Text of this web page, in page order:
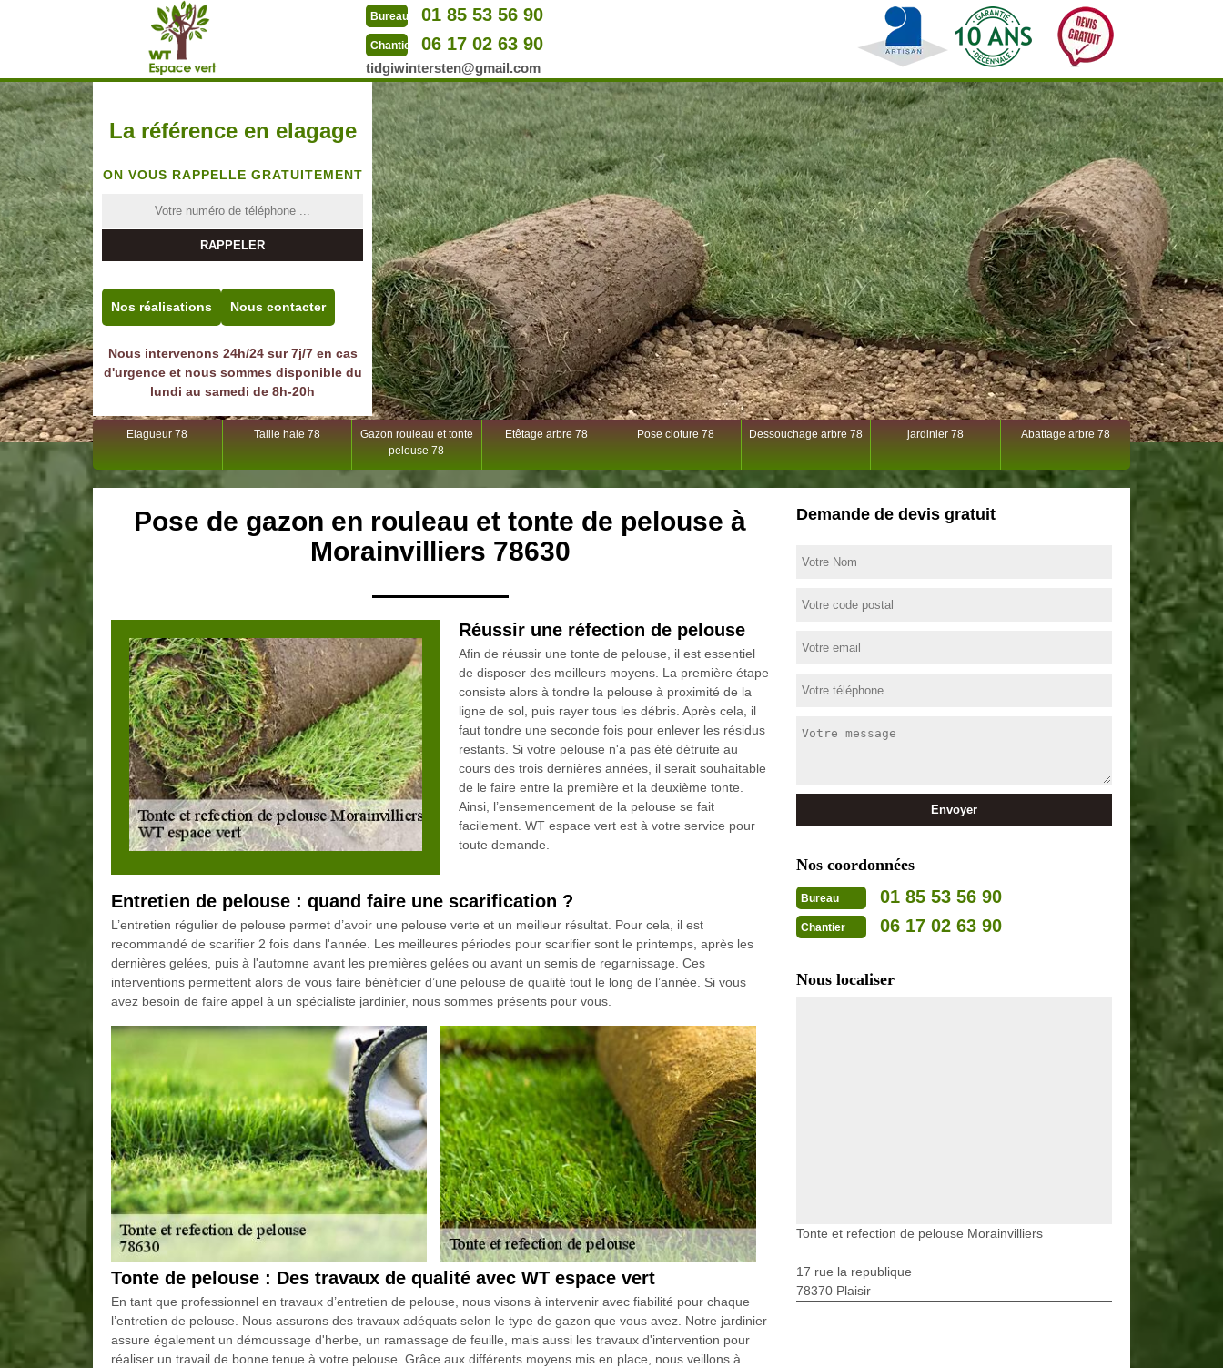
Bureau 01 85 53 56 90
Chantier 06 17 02 63 90
tidgiwintersten@gmail.com
La référence en elagage
ON VOUS RAPPELLE GRATUITEMENT
Nos réalisations Nous contacter
Nous intervenons 24h/24 sur 7j/7 en cas
d'urgence et nous sommes disponible du
lundi au samedi de 8h-20h
Elagueur 78 Taille haie 78
Gazon rouleau et tonte
pelouse 78
Etêtage arbre 78 Pose cloture 78 Dessouchage arbre 78 jardinier 78 Abattage arbre 78
Pose de gazon en rouleau et tonte de pelouse à
Morainvilliers 78630
Réussir une réfection de pelouse
Afin de réussir une tonte de pelouse, il est essentiel
de disposer des meilleurs moyens. La première étape
consiste alors à tondre la pelouse à proximité de la
ligne de sol, puis rayer tous les débris. Après cela, il
faut tondre une seconde fois pour enlever les résidus
restants. Si votre pelouse n'a pas été détruite au
cours des trois dernières années, il serait souhaitable
de le faire entre la première et la deuxième tonte.
Ainsi, l’ensemencement de la pelouse se fait
facilement. WT espace vert est à votre service pour
toute demande.
Entretien de pelouse : quand faire une scarification ?
L’entretien régulier de pelouse permet d’avoir une pelouse verte et un meilleur résultat. Pour cela, il est
recommandé de scarifier 2 fois dans l'année. Les meilleures périodes pour scarifier sont le printemps, après les
dernières gelées, puis à l'automne avant les premières gelées ou avant un semis de regarnissage. Ces
interventions permettent alors de vous faire bénéficier d’une pelouse de qualité tout le long de l’année. Si vous
avez besoin de faire appel à un spécialiste jardinier, nous sommes présents pour vous.
Tonte de pelouse : Des travaux de qualité avec WT espace vert
En tant que professionnel en travaux d’entretien de pelouse, nous visons à intervenir avec fiabilité pour chaque
l’entretien de pelouse. Nous assurons des travaux adéquats selon le type de gazon que vous avez. Notre jardinier
assure également un démoussage d'herbe, un ramassage de feuille, mais aussi les travaux d'intervention pour
réaliser un travail de bonne tenue à votre pelouse. Grâce aux différents moyens mis en place, nous veillons à
Demande de devis gratuit
Nos coordonnées
Bureau 01 85 53 56 90
Chantier 06 17 02 63 90
Nous localiser
Tonte et refection de pelouse Morainvilliers
17 rue la republique
78370 Plaisir